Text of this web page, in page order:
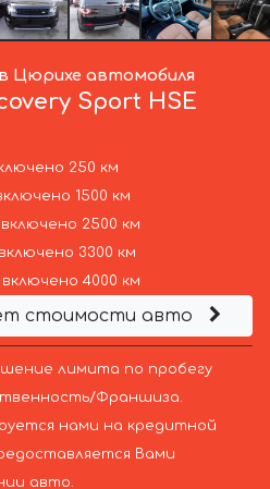
Цюрихе автомобиля
Sport HSE
250 км
1500 км
включено 2500 км
3300 км
включено 4000 км
стоимости авто
лимита по пробегу
Франшиза.
нами на кредитной
Вами
авто.